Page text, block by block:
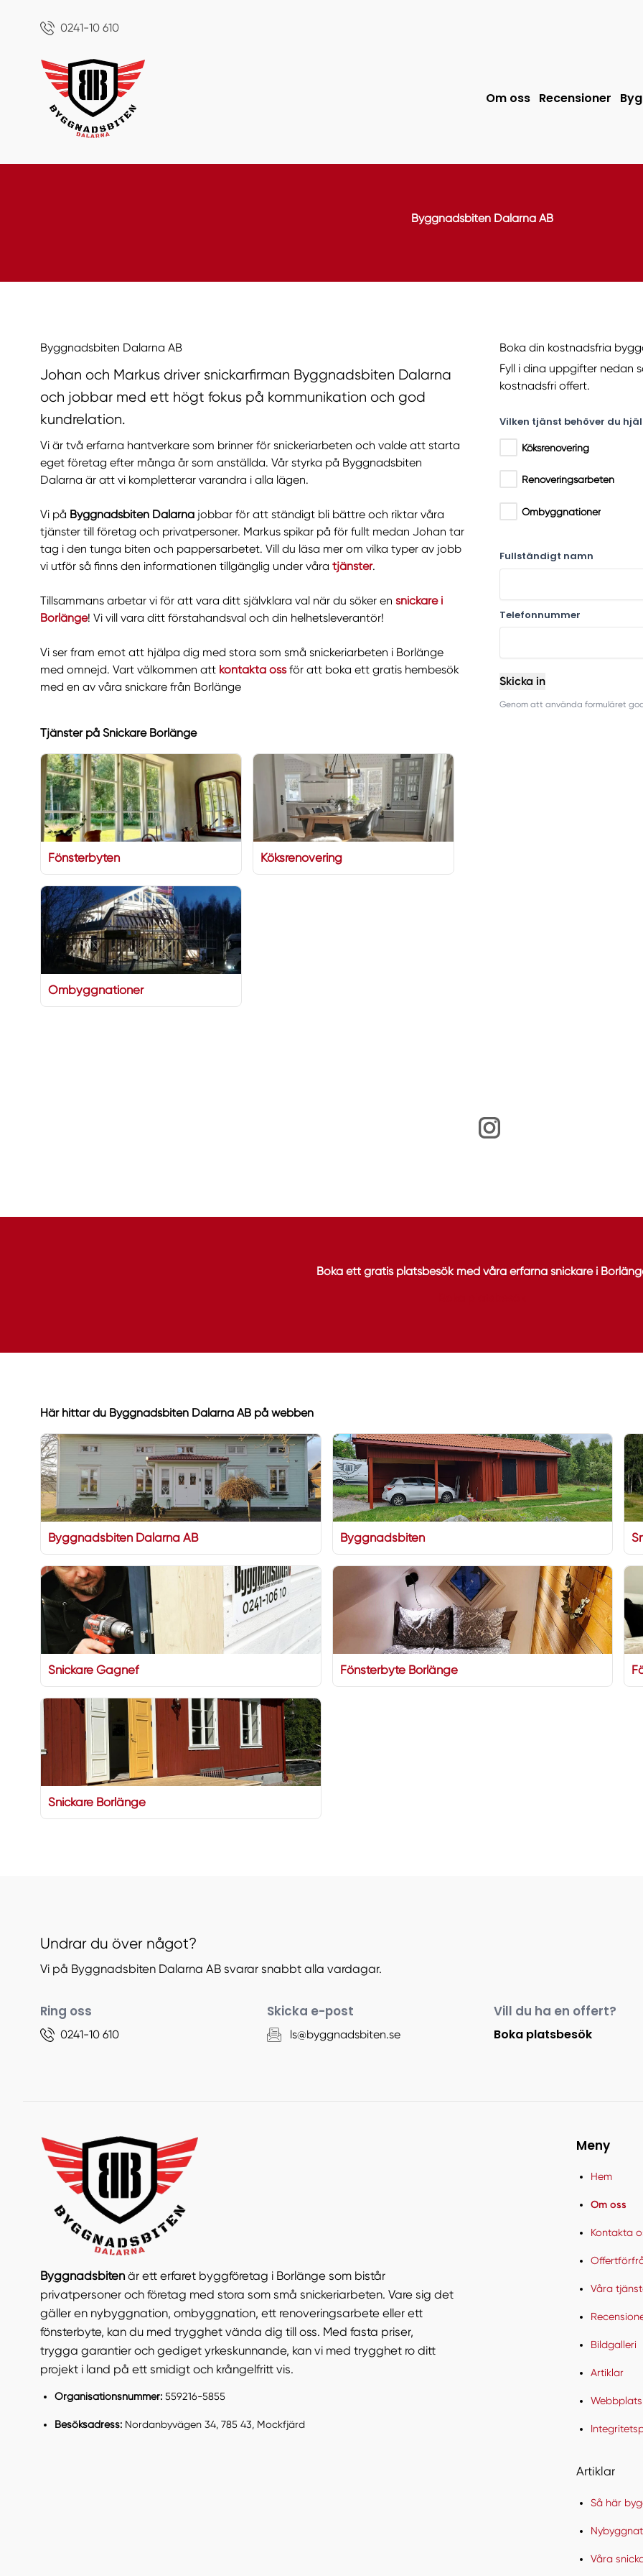
0241-10 610
Om oss Recensioner
Byggnadsbiten Dalarna AB
Byggnadsbiten Dalarna AB
Johan och Markus driver snickarfirman Byggnadsbiten Dalarna
och jobbar med ett högt fokus på kommunikation och god
kundrelation.
Vi är två erfarna hantverkare som brinner för snickeriarbeten och valde att starta
eget företag efter många år som anställda. Vår styrka på Byggnadsbiten
Dalarna är att vi kompletterar varandra i alla lägen.
Vi på Byggnadsbiten Dalarna jobbar för att ständigt bli bättre och riktar våra
tjänster till företag och privatpersoner. Markus spikar på för fullt medan Johan tar
tag i den tunga biten och pappersarbetet. Vill du läsa mer om vilka typer av jobb
vi utför så finns den informationen tillgänglig under våra tjänster.
Tillsammans arbetar vi för att vara ditt självklara val när du söker en snickare i
Borlänge! Vi vill vara ditt förstahandsval och din helhetsleverantör!
Vi ser fram emot att hjälpa dig med stora som små snickeriarbeten i Borlänge
med omnejd. Vart välkommen att kontakta ossför att boka ett gratis hembesök
med en av våra snickare från Borlänge
Tjänster på Snickare Borlänge
Fönsterbyten Köksrenovering
Ombyggnationer
Boka din kostnadsfria
Fyll i dina uppgifter nedan
kostnadsfri offert.
Vilken tjänst behöver du
Köksrenovering
Renoveringsarbeten
Ombyggnationer
Fullständigt namn
Telefonnummer
Skicka in
Genom att använda formuläret
Boka ett gratis platsbesök med våra erfarna snickare i
Här hittar du Byggnadsbiten Dalarna AB på webben
Byggnadsbiten Dalarna AB Byggnadsbiten
Snickare Gagnef Fönsterbyte Borlänge
Snickare Borlänge
Undrar du över något?
Vi på Byggnadsbiten Dalarna AB svarar snabbt alla vardagar.
Ring oss
0241-10 610
Skicka e-post
ls@byggnadsbiten.se
Vill du ha en offert?
Boka platsbesök
Byggnadsbiten är ett erfaret byggföretag i Borlänge som bistår
privatpersoner och företag med stora som små snickeriarbeten. Vare sig det
gäller en nybyggnation, ombyggnation, ett renoveringsarbete eller ett
fönsterbyte, kan du med trygghet vända dig till oss. Med fasta priser,
trygga garantier och gediget yrkeskunnande, kan vi med trygghet ro ditt
projekt i land på ett smidigt och krångelfritt vis.
Organisationsnummer: 559216-5855
Besöksadress: Nordanbyvägen 34, 785 43, Mockfjärd
Meny
Hem
Om oss
Kontakta
Våra
Bildgalleri
Artiklar
Artiklar
Så här
Våra